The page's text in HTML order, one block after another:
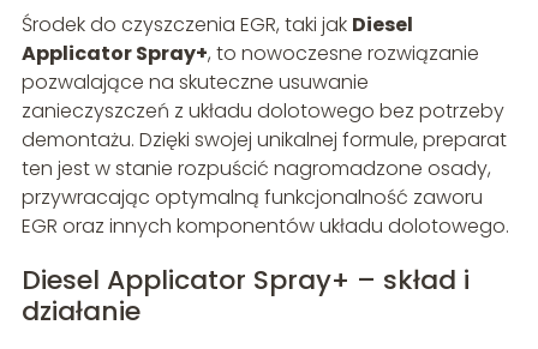
Środek do czyszczenia EGR, taki jak Diesel
Applicator Spray+, to nowoczesne rozwiązanie
pozwalające na skuteczne usuwanie
zanieczyszczeń z układu dolotowego bez potrzeby
demontażu. Dzięki swojej unikalnej formule, preparat
ten jest w stanie rozpuścić nagromadzone osady,
przywracając optymalną funkcjonalność zaworu
EGR oraz innych komponentów układu dolotowego.
Diesel Applicator Spray+ – skład i
działanie